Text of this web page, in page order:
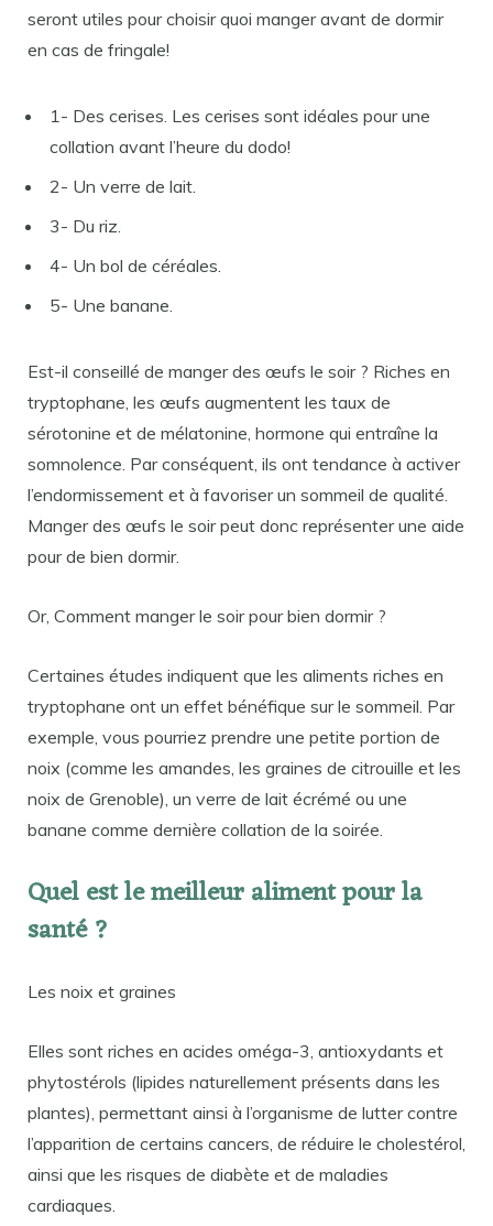
seront utiles pour choisir quoi manger avant de dormir
en cas de fringale!
1- Des cerises. Les cerises sont idéales pour une
collation avant l’heure du dodo!
2- Un verre de lait.
3- Du riz.
4- Un bol de céréales.
5- Une banane.
Est-il conseillé de manger des œufs le soir ? Riches en
tryptophane, les œufs augmentent les taux de
sérotonine et de mélatonine, hormone qui entraîne la
somnolence. Par conséquent, ils ont tendance à activer
l’endormissement et à favoriser un sommeil de qualité.
Manger des œufs le soir peut donc représenter une aide
pour de bien dormir.
Or, Comment manger le soir pour bien dormir ?
Certaines études indiquent que les aliments riches en
tryptophane ont un effet bénéfique sur le sommeil. Par
exemple, vous pourriez prendre une petite portion de
noix (comme les amandes, les graines de citrouille et les
noix de Grenoble), un verre de lait écrémé ou une
banane comme dernière collation de la soirée.
Quel est le meilleur aliment pour la
santé ?
Les noix et graines
Elles sont riches en acides oméga-3, antioxydants et
phytostérols (lipides naturellement présents dans les
plantes), permettant ainsi à l’organisme de lutter contre
l’apparition de certains cancers, de réduire le cholestérol,
ainsi que les risques de diabète et de maladies
cardiaques.